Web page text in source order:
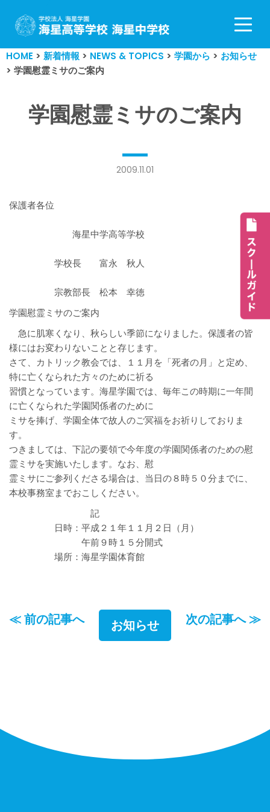
コ
ン
テ
ン
HOME > 新着情報 > NEWS & TOPICS > 学園から > お知らせ
> 学園慰霊ミサのご案内
学園慰霊ミサのご案内
2009.11.01
保護者各位
海星中学高等学校
学校長 富永 秋人
宗教部長 松本 幸徳
学園慰霊ミサのご案内
急に肌寒くなり、秋らしい季節になりました。保護者の皆
様にはお変わりないことと存じます。
さて、カトリック教会では、１１月を「死者の月」と定め、
特に亡くなられた方々のために祈る
習慣となっています。海星学園では、毎年この時期に一年間
に亡くなられた学園関係者のために
ミサを捧げ、学園全体で故人のご冥福をお祈りしておりま
す。
つきましては、下記の要領で今年度の学園関係者のための慰
霊ミサを実施いたします。なお、慰
霊ミサにご参列くださる場合は、当日の８時５０分までに、
本校事務室までおこしください。
記
日時：平成２１年１１月２日（月）
午前９時１５分開式
場所：海星学園体育館
≪ 前の記事へ お知らせ 次の記事へ ≫